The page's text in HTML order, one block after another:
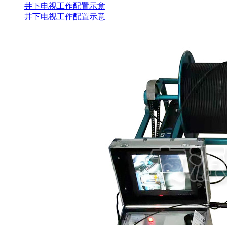
井下电视工作配置示意
井下电视工作配置示意